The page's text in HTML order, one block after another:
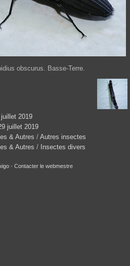
obscurus. Basse-Terre.
juillet 2019
juillet 2019
& Autres / Autres insectes
& Autres / Insectes divers
- Contacter le webmestre